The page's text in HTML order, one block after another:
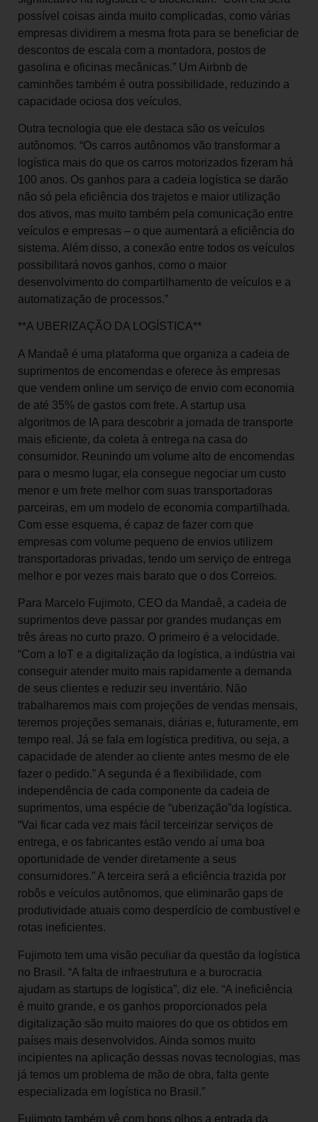
possível coisas ainda muito complicadas, como várias
empresas dividirem a mesma frota para se beneficiar de
descontos de escala com a montadora, postos de
gasolina e oficinas mecânicas.” Um Airbnb de
caminhões também é outra possibilidade, reduzindo a
capacidade ociosa dos veículos.
Outra tecnologia que ele destaca são os veículos
autônomos. “Os carros autônomos vão transformar a
logística mais do que os carros motorizados fizeram há
100 anos. Os ganhos para a cadeia logística se darão
não só pela eficiência dos trajetos e maior utilização
dos ativos, mas muito também pela comunicação entre
veículos e empresas – o que aumentará a eficiência do
sistema. Além disso, a conexão entre todos os veículos
possibilitará novos ganhos, como o maior
desenvolvimento do compartilhamento de veículos e a
automatização de processos.”
**A UBERIZAÇÃO DA LOGÍSTICA**
A Mandaê é uma plataforma que organiza a cadeia de
suprimentos de encomendas e oferece às empresas
que vendem online um serviço de envio com economia
de até 35% de gastos com frete. A startup usa
algoritmos de IA para descobrir a jornada de transporte
mais eficiente, da coleta à entrega na casa do
consumidor. Reunindo um volume alto de encomendas
para o mesmo lugar, ela consegue negociar um custo
menor e um frete melhor com suas transportadoras
parceiras, em um modelo de economia compartilhada.
Com esse esquema, é capaz de fazer com que
empresas com volume pequeno de envios utilizem
transportadoras privadas, tendo um serviço de entrega
melhor e por vezes mais barato que o dos Correios.
Para Marcelo Fujimoto, CEO da Mandaê, a cadeia de
suprimentos deve passar por grandes mudanças em
três áreas no curto prazo. O primeiro é a velocidade.
“Com a IoT e a digitalização da logística, a indústria vai
conseguir atender muito mais rapidamente a demanda
de seus clientes e reduzir seu inventário. Não
trabalharemos mais com projeções de vendas mensais,
teremos projeções semanais, diárias e, futuramente, em
tempo real. Já se fala em logística preditiva, ou seja, a
capacidade de atender ao cliente antes mesmo de ele
fazer o pedido.” A segunda é a flexibilidade, com
independência de cada componente da cadeia de
suprimentos, uma espécie de “uberização”da logística.
“Vai ficar cada vez mais fácil terceirizar serviços de
entrega, e os fabricantes estão vendo aí uma boa
oportunidade de vender diretamente a seus
consumidores.” A terceira será a eficiência trazida por
robôs e veículos autônomos, que eliminarão gaps de
produtividade atuais como desperdício de combustível e
rotas ineficientes.
Fujimoto tem uma visão peculiar da questão da logística
no Brasil. “A falta de infraestrutura e a burocracia
ajudam as startups de logística”, diz ele. “A ineficiência
é muito grande, e os ganhos proporcionados pela
digitalização são muito maiores do que os obtidos em
países mais desenvolvidos. Ainda somos muito
incipientes na aplicação dessas novas tecnologias, mas
já temos um problema de mão de obra, falta gente
especializada em logística no Brasil.”
Fujimoto também vê com bons olhos a entrada da